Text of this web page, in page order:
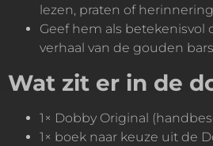
lezen, praten of
Geef hem als betekenisvol
verhaal van de gouden
Wat zit er in de
1× Dobby Original
1× boek naar keuze uit de